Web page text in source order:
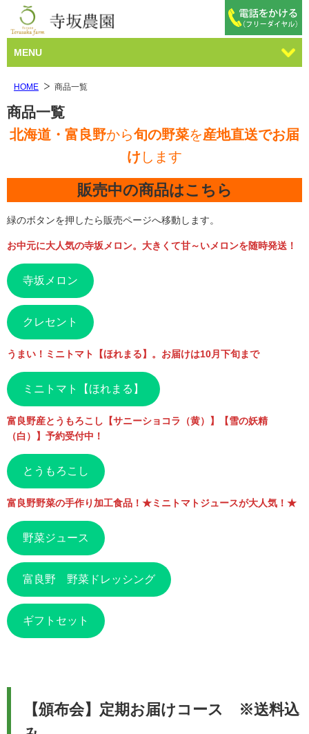
MENU
HOME 商品一覧
商品一覧
北海道・富良野から旬の野菜を産地直送でお届
け します
販売中の商品はこちら
緑のボタンを押したら販売ページへ移動します。
お中元に大人気の寺坂メロン。大きくて甘～いメロンを随時発送！
寺坂メロン
クレセント
うまい！ミニトマト【ほれまる】。お届けは10月下旬まで
ミニトマト【ほれまる】
富良野産とうもろこし【サニーショコラ（黄）】【雪の妖精
（白）】予約受付中！
とうもろこし
富良野野菜の手作り加工食品！★ミニトマトジュースが大人気！★
野菜ジュース
富良野 野菜ドレッシング
ギフトセット
【頒布会】定期お届けコース ※送料込